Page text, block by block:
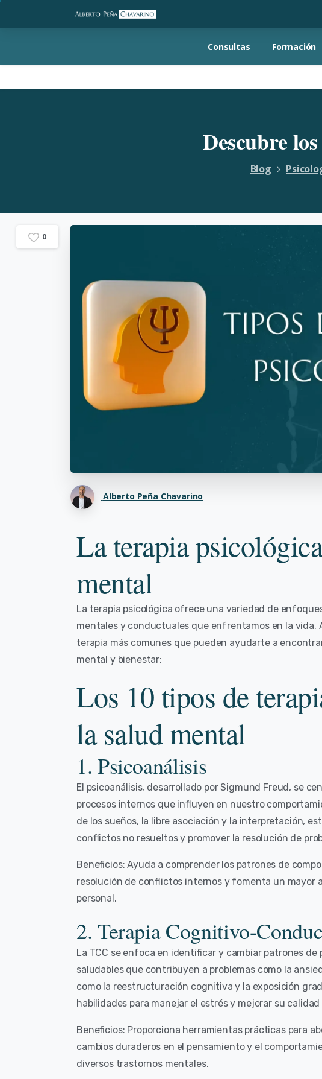
Consultas Formación
Descubrelos
Blog
Alberto Peña Chavarino
La terapia
mental
La terapia psicológica ofrece una variedad de
mentales y conductuales que enfrentamos en la vida.
terapia más comunes que pueden ayudarte a
mental y bienestar:
Los 10 tipos de
la salud mental
1. Psicoanálisis
El psicoanálisis, desarrollado por Sigmund Freud, se
procesos internos que influyen en nuestro
de los sueños, la libre asociación y la interpretación,
conflictos no resueltos y promover la resolución de
Beneficios: Ayuda a comprender los patrones de
resolución de conflictos internos y fomenta un mayor
personal.
2. Terapia Cognitivo-
La TCC se enfoca en identificar y cambiar patrones
saludables que contribuyen a problemas como la
como la reestructuración cognitiva y la exposición
habilidades para manejar el estrés y mejorar su calidad
Beneficios: Proporciona herramientas prácticas para
cambios duraderos en el pensamiento y el
diversos trastornos mentales.
0